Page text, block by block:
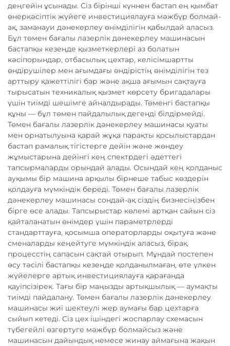
деңгейін ұсынады. Сіз бірінші күннен бастап ең қымбат
өнеркәсіптік жүйеге инвестициялауға мәжбүр болмай-
ақ, заманауи дәнекерлеу өнімділігін қабылдай аласыз.
Бұл төмен бағалы лазерлік дәнекерлеу машинасын
бастапқы кезеңде қызметкерлері аз болатын
кәсіпорындар, отбасылық цехтар, келісімшартты
өндірушілер мен ағымдағы өндірістің өнімділігін тез
арттыру қажеттілігі бар және ақша ағымын сақтауға
тырысатын техникалық қызмет көрсету бригадалары
үшін тиімді шешімге айналдырады. Төменгі бастапқы
құны — бұл төмен пайдалылық дегенді білдірмейді.
Төмен бағалы лазерлік дәнекерлеу машинасы қуаты
мен орнатылуына қарай жұқа парақты қосылыстардан
бастап рамалық тігістерге дейін және жөндеу
жұмыстарына дейінгі кең спектрдегі әдеттегі
тапсырмаларды орындай алады. Осындай кең қолданыс
ауқымы бір машина арқылы бірнеше табыс көздерін
қолдауға мүмкіндік береді. Төмен бағалы лазерлік
дәнекерлеу машинасы сондай-ақ сіздің бизнесіңізбен
бірге өсе алады. Тапсырыстар көлемі артқан сайын сіз
қайталанатын өнімдер үшін параметрлерді
стандарттауға, қосымша операторларды оқытуға және
сменаларды кеңейтуге мүмкіндік аласыз, бірақ
процесстің сапасын сақтай отырып. Мұндай постепен
өсу тәсілі бастапқы кезеңде қолданылмаған, өте үлкен
жүйелерге артық инвестициялауға қарағанда
қауіпсізірек. Тағы бір маңызды артықшылық — аумақты
тиімді пайдалану. Төмен бағалы лазерлік дәнекерлеу
машинасы жиі шектеулі жер аумағы бар цехтарға
сыйып кетеді. Сіз цех ішіндегі жоспарлау схемасын
түбегейлі өзгертуге мәжбүр болмайсыз және
машинасын дайындық немесе жинау аймағына жақын